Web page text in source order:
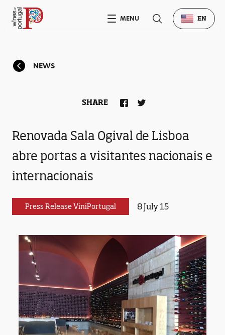
NEWS
Renovada Sala Ogival de Lisboa
abre portas a visitantes nacionais e
internacionais
Press Release ViniPortugal 8 July 15
SHARE
MENU EN